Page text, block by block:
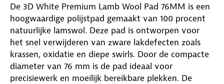
De 3D White Premium Lamb Wool Pad 76MM is een
hoogwaardige polijstpad gemaakt van 100 procent
natuurlijke lamswol. Deze pad is ontworpen voor
het snel verwijderen van zware lakdefecten zoals
krassen, oxidatie en diepe swirls. Door de compacte
diameter van 76 mm is de pad ideaal voor
precisiewerk en moeilijk bereikbare plekken. De